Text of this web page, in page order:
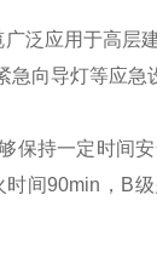
应用于高层
向导灯等应急
持一定时间安
间90min，B